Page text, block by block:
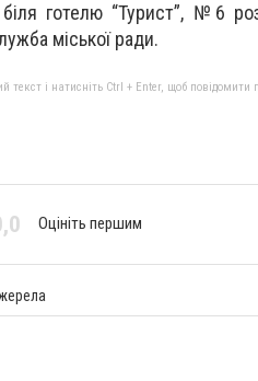
готелю “Турист”, №6
міської ради.
текст і натисніть Ctrl + Enter, щоб повідомити
Оцініть першим